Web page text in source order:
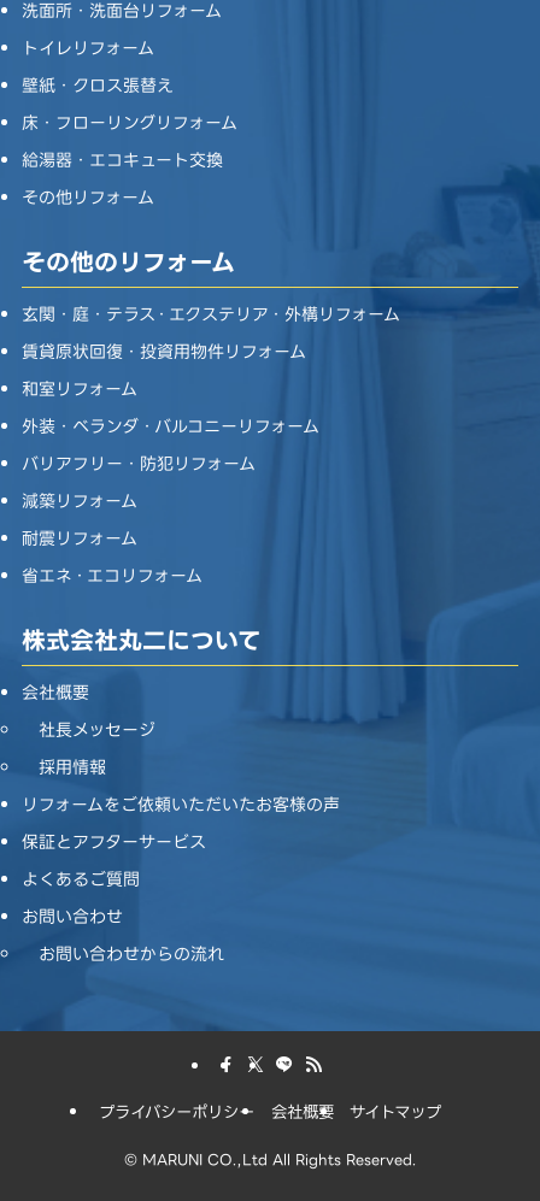
洗面所・洗面台リフォーム
トイレリフォーム
壁紙・クロス張替え
床・フローリングリフォーム
給湯器・エコキュート交換
その他リフォーム
その他のリフォーム
玄関・庭・テラス・エクステリア・外構リフォーム
賃貸原状回復・投資用物件リフォーム
和室リフォーム
外装・ベランダ・バルコニーリフォーム
バリアフリー・防犯リフォーム
減築リフォーム
耐震リフォーム
省エネ・エコリフォーム
株式会社丸二について
会社概要
社長メッセージ
採用情報
リフォームをご依頼いただいたお客様の声
保証とアフターサービス
よくあるご質問
お問い合わせ
お問い合わせからの流れ
プライバシーポリシー 会社概要 サイトマップ
©MARUNI CO.,Ltd All Rights Reserved.